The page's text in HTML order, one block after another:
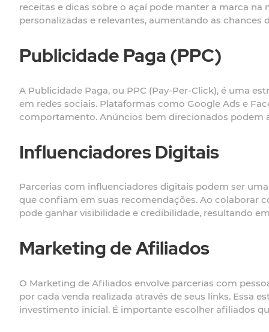
receitas e dicas sobre o açaí pode manter a marca
personalizadas e relevantes, aumentando as chances
Publicidade Paga (PPC)
A Publicidade Paga, ou PPC (Pay-Per-Click), é uma
em redes sociais. Plataformas como Google Ads e
comportamento. Anúncios bem direcionados podem
Influenciadores Digitais
Parcerias com influenciadores digitais podem ser
que confiam em suas recomendações. Ao colaborar
pode ganhar visibilidade e credibilidade, resultando
Marketing de Afiliados
O Marketing de Afiliados envolve parcerias com
por cada venda realizada através de seus links. Essa
investimento inicial. É importante escolher afiliados